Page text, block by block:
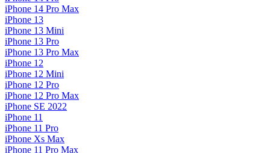
iPhone 14 Pro Max
iPhone 13
iPhone 13 Mini
iPhone 13 Pro
iPhone 13 Pro Max
iPhone 12
iPhone 12 Mini
iPhone 12 Pro
iPhone 12 Pro Max
iPhone SE 2022
iPhone 11
iPhone 11 Pro
iPhone Xs Max
iPhone 11 Pro Max